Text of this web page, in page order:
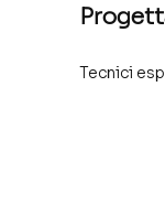
Tecnici